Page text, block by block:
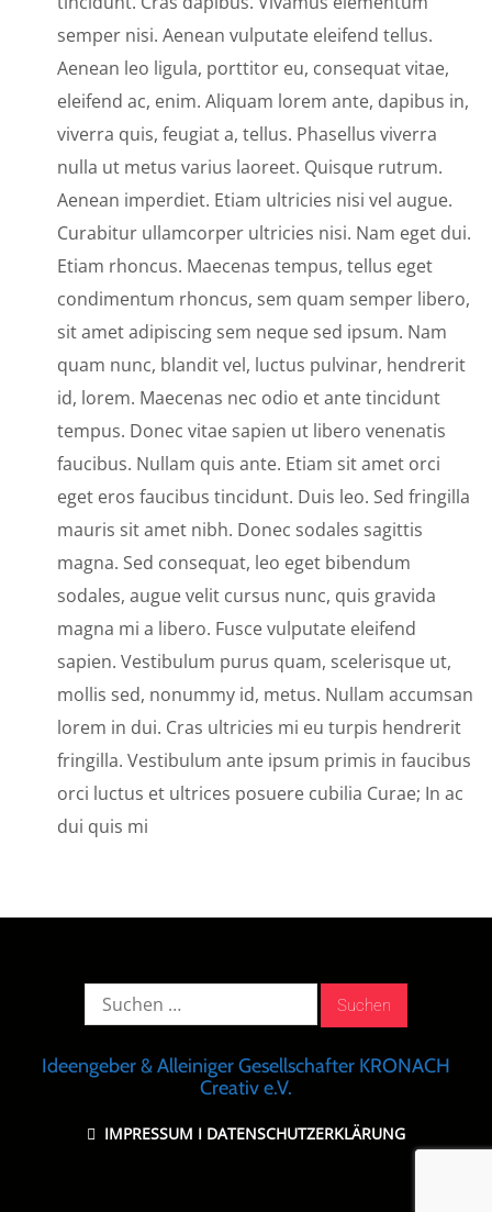
semper nisi. Aenean vulputate eleifend tellus.
Aenean leo ligula, porttitor eu, consequat vitae,
eleifend ac, enim. Aliquam lorem ante, dapibus in,
viverra quis, feugiat a, tellus. Phasellus viverra
nulla ut metus varius laoreet. Quisque rutrum.
Aenean imperdiet. Etiam ultricies nisi vel augue.
Curabitur ullamcorper ultricies nisi. Nam eget dui.
Etiam rhoncus. Maecenas tempus, tellus eget
condimentum rhoncus, sem quam semper libero,
sit amet adipiscing sem neque sed ipsum. Nam
quam nunc, blandit vel, luctus pulvinar, hendrerit
id, lorem. Maecenas nec odio et ante tincidunt
tempus. Donec vitae sapien ut libero venenatis
faucibus. Nullam quis ante. Etiam sit amet orci
eget eros faucibus tincidunt. Duis leo. Sed fringilla
mauris sit amet nibh. Donec sodales sagittis
magna. Sed consequat, leo eget bibendum
sodales, augue velit cursus nunc, quis gravida
magna mi a libero. Fusce vulputate eleifend
sapien. Vestibulum purus quam, scelerisque ut,
mollis sed, nonummy id, metus. Nullam accumsan
lorem in dui. Cras ultricies mi eu turpis hendrerit
fringilla. Vestibulum ante ipsum primis in faucibus
orci luctus et ultrices posuere cubilia Curae; In ac
dui quis mi
Suche
Ideengeber & Alleiniger Gesellschafter KRONACH
Creativ e.V.
IMPRESSUM I DATENSCHUTZERKLÄRUNG